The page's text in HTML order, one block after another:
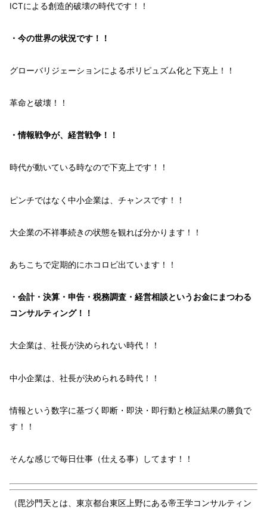
ICTによる創造的破壊の時代です！！
・今の世界の状況です！！
グローバリジェーションによるポリピュズム化と下克上！！
革命と破壊！！
・情報戦争が、経営戦争！！
時代が動いている時なので下克上です！！
ピンチではなく 中小企業は、 チャンスです！！
大企業の不祥事続きの状態を観れば分かります ！！
あちこちで定期的にホコロビ出ています ！！
・会計・決算・申告・税務調査・経営相談というお金にまつわる
コンサルティング！！
大企業は、 社長が決められない時代！！
中小企業は、 社長が決められる時代！！
情報という数字に基づく 即断・即決・即行動と検証結果の勝負で
す！！
そんな感じで毎日仕事（仕える事） してます！！
（毘沙門天とは、東京都台東区上野にある帝王学コンサルティン